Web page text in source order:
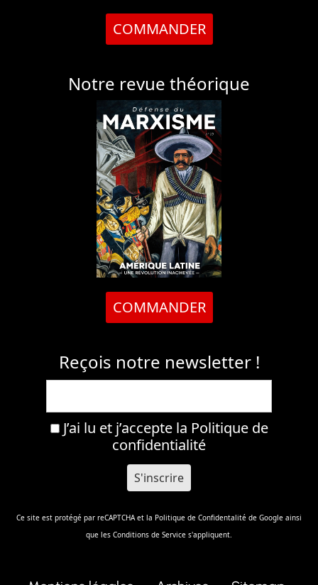
COMMANDER
Notre revue théorique
COMMANDER
Reçois notre newsletter !
J’ai lu et j’accepte la Politique de
confidentialité
Ce site est protégé par reCAPTCHA et la Politique de Confidentalité de Google ainsi
que les Conditions de Service s'appliquent.